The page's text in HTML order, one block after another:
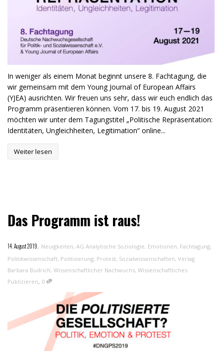
In weniger als einem Monat beginnt unsere 8. Fachtagung, die
wir gemeinsam mit dem Young Journal of European Affairs
(YJEA) ausrichten. Wir freuen uns sehr, dass wir euch endlich das
Programm präsentieren können. Vom 17. bis 19. August 2021
möchten wir unter dem Tagungstitel „Politische Repräsentation:
Identitäten, Ungleichheiten, Legitimation“ online...
Weiter lesen
Das Programm ist raus!
14. August 2019, Neuigkeiten, AG Analytische Soziologie, Emotionen, Fachtagung,
Politikwissenschaft, Politisierung, Protest, Sozialwissenschaften, Verlag
Barbara Budrich, Wissenschaftlicher Nachwuchs, Wissenschaftliches
Publizieren, 0